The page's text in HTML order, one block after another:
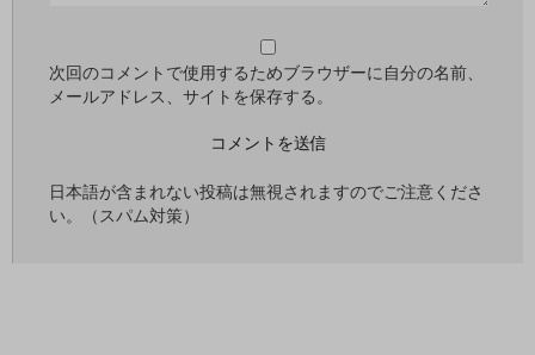
次回のコメントで使用するためブラウザーに自分の名前、
メールアドレス、サイトを保存する。
日本語が含まれない投稿は無視されますのでご注意くださ
い。（スパム対策）